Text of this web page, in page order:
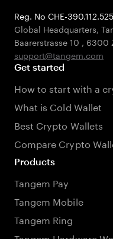
Reg. No CHE-390.112.525
Global Headquarters,
Baarerstrasse 10 , 6300
support@tangem.com
Get started
How to start with a
What is Cold Wallet
Best Crypto Wallets
Compare Crypto
Products
Tangem Pay
Tangem Mobile
Tangem Ring